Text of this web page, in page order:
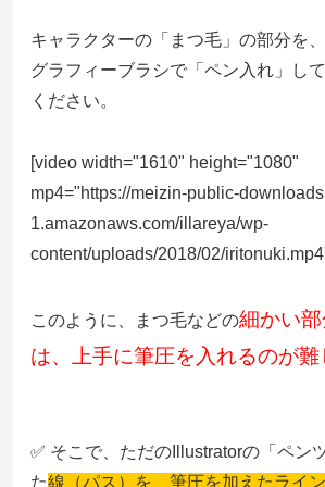
キャラクターの「まつ毛」の部分を
グラフィーブラシで「ペン入れ」し
ください。
[video width="1610" height="1080"
mp4="https://meizin-public-
1.amazonaws.com/illareya/wp-
content/uploads/2018/02/
このように、まつ毛などの細かい
は、上手に筆圧を入れるのが難
✅ そこで、ただのIllustratorの「ペン
た線（パス）を、筆圧を加えたライ